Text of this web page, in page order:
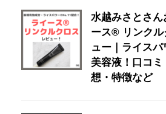
水越みさとさん
ース® リンク
ュー｜ライス
美容液！口コ
想・特徴など